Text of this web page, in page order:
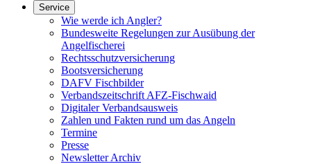
Service
Wie werde ich Angler?
Bundesweite Regelungen zur Ausübung der
Angelfischerei
Rechtsschutzversicherung
Bootsversicherung
DAFV Fischbilder
Verbandszeitschrift AFZ-Fischwaid
Digitaler Verbandsausweis
Zahlen und Fakten rund um das Angeln
Termine
Presse
Newsletter Archiv